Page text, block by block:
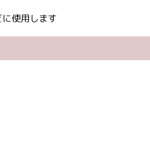
に使用します